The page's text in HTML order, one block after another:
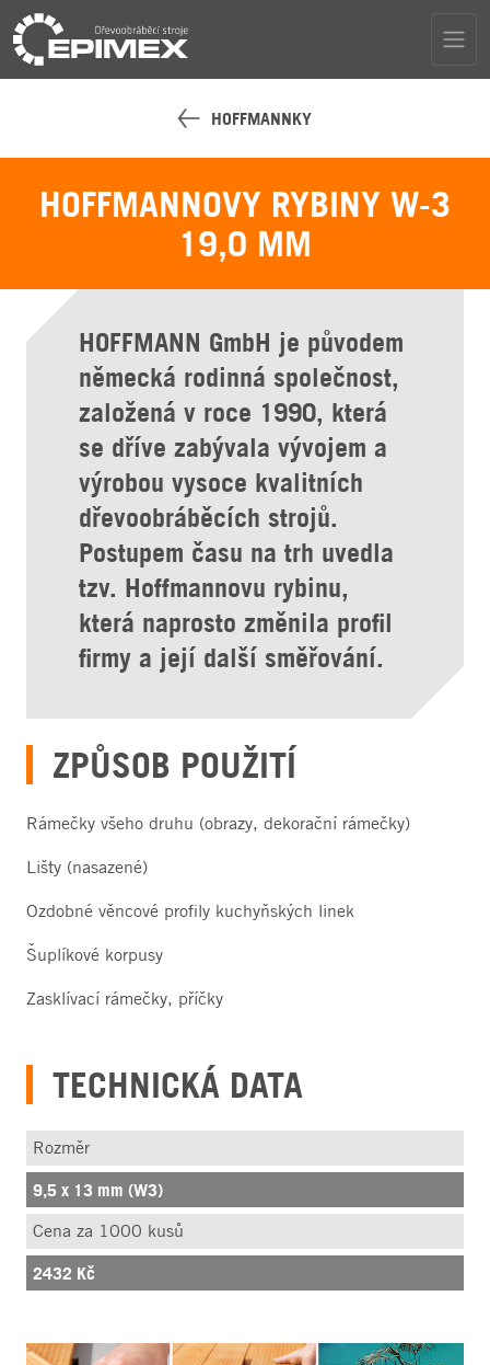
HOFFMANNKY
HOFFMANNOVY RYBINY W-3
19,0 MM
HOFFMANN GmbH je původem
německá rodinná společnost,
založená v roce 1990, která
se dříve zabývala vývojem a
výrobou vysoce kvalitních
dřevoobráběcích strojů.
Postupem času na trh uvedla
tzv. Hoffmannovu rybinu,
která naprosto změnila profil
firmy a její další směřování.
ZPŮSOB POUŽITÍ
Rámečky všeho druhu (obrazy, dekorační rámečky)
Lišty (nasazené)
Ozdobné věncové profily kuchyňských linek
Šuplíkové korpusy
Zasklívací rámečky, příčky
TECHNICKÁ DATA
Rozměr
9,5 x 13 mm (W3)
Cena za 1000 kusů
2432 Kč